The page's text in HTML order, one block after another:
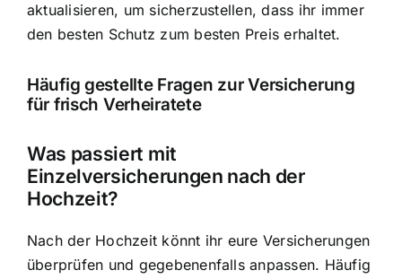
aktualisieren, um sicherzustellen, dass ihr immer
den besten Schutz zum besten Preis erhaltet.
Häufig gestellte Fragen zur Versicherung
für frisch Verheiratete
Was passiert mit
Einzelversicherungen nach der
Hochzeit?
Nach der Hochzeit könnt ihr eure Versicherungen
überprüfen und gegebenenfalls anpassen. Häufig